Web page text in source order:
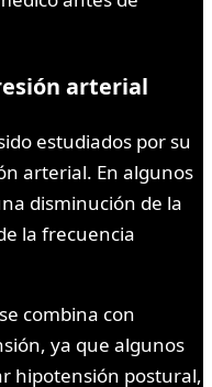
arterial
estudiados por su
arterial. En algunos
disminución de la
la frecuencia
combina con
ya que algunos
hipotensión postural,